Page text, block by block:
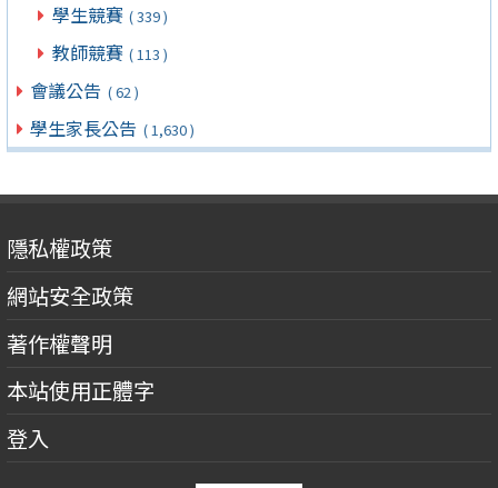
學生競賽 ( 339 )
教師競賽 ( 113 )
會議公告 ( 62 )
學生家長公告 ( 1,630 )
隱私權政策
網站安全政策
著作權聲明
本站使用正體字
登入